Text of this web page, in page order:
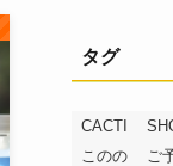
タグ
CACTI
このの
ご